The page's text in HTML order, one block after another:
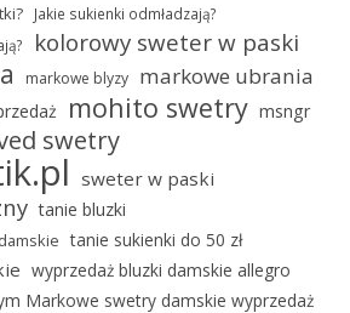
Jakie sukienki odmładzają?
kolorowy sweter w paski
markowe blyzy markowe ubrania
mohito swetry msngr
swetry
sweter w paski
tanie bluzki
tanie sukienki do 50 zł
wyprzedaż bluzki damskie allegro
Markowe swetry damskie wyprzedaż